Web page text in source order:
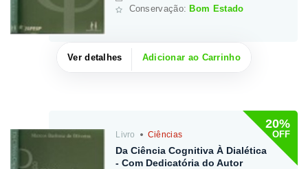
Conservação: Bom Estado
Ver detalhes Adicionar ao Carrinho
20%
OFF
Livro Ciências
Da Ciência Cognitiva À Dialética
- Com Dedicatória do Autor